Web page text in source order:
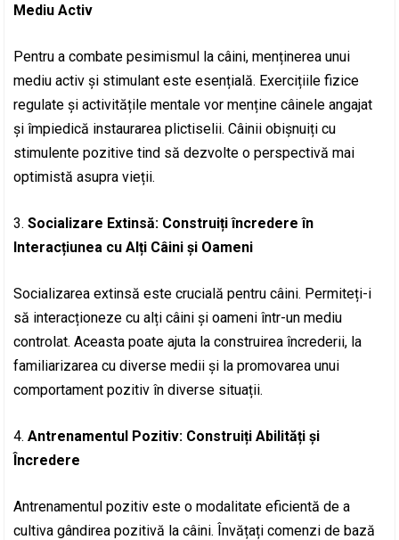
Mediu Activ
Pentru a combate pesimismul la câini, menținerea unui
mediu activ și stimulant este esențială. Exercițiile fizice
regulate și activitățile mentale vor menține câinele angajat
și împiedică instaurarea plictiselii. Câinii obișnuiți cu
stimulente pozitive tind să dezvolte o perspectivă mai
optimistă asupra vieții.
3.Socializare Extinsă: Construiți încredere în
Interacțiunea cu Alți Câini și Oameni
Socializarea extinsă este crucială pentru câini. Permiteți-i
să interacționeze cu alți câini și oameni într-un mediu
controlat. Aceasta poate ajuta la construirea încrederii, la
familiarizarea cu diverse medii și la promovarea unui
comportament pozitiv în diverse situații.
4.Antrenamentul Pozitiv: Construiți Abilități și
Încredere
Antrenamentul pozitiv este o modalitate eficientă de a
cultiva gândirea pozitivă la câini. Învățați comenzi de bază